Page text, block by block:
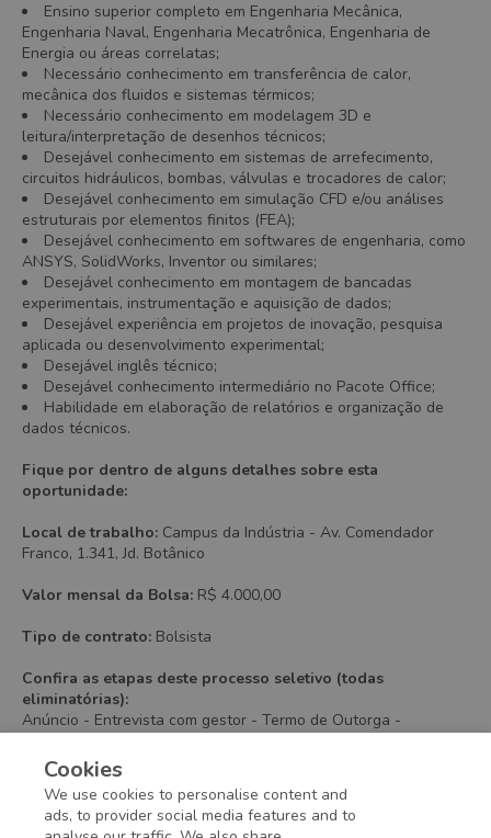
Ensino superior completo em Engenharia Mecânica,
Engenharia Naval, Engenharia Mecatrônica, Engenharia de
Energia ou áreas correlatas;
Necessário conhecimento em transferência de calor,
mecânica dos fluidos e sistemas térmicos;
Necessário conhecimento em modelagem 3D e
leitura/interpretação de desenhos técnicos;
Desejável conhecimento em sistemas de arrefecimento,
circuitos hidráulicos, bombas, válvulas e trocadores de calor;
Desejável conhecimento em simulação CFD e/ou análises
estruturais por elementos finitos (FEA);
Desejável conhecimento em softwares de engenharia, como
ANSYS, SolidWorks, Inventor ou similares;
Desejável conhecimento em montagem de bancadas
experimentais, instrumentação e aquisição de dados;
Desejável experiência em projetos de inovação, pesquisa
aplicada ou desenvolvimento experimental;
Desejável inglês técnico;
Desejável conhecimento intermediário no Pacote Office;
Habilidade em elaboração de relatórios e organização de
dados técnicos.
Fique por dentro de alguns detalhes sobre esta
oportunidade:
Local de trabalho: Campus da Indústria - Av. Comendador
Franco, 1.341, Jd. Botânico
Valor mensal da Bolsa: R$ 4.000,00
Tipo de contrato: Bolsista
Confira as etapas deste processo seletivo (todas
eliminatórias):
Anúncio - Entrevista com gestor - Termo de Outorga -
Ficou interessado? Candidate-se e boa sorte!
Cookies
We use cookies to personalise content and
ads, to provider social media features and to